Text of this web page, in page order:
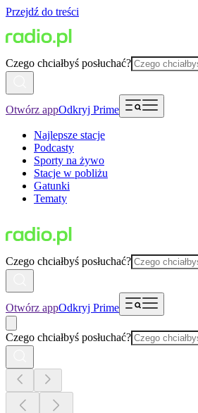
Przejdź do treści
Czego chciałbyś posłuchać?
Otwórz appOdkryj Prime
Najlepsze stacje
Podcasty
Sporty na żywo
Stacje w pobliżu
Gatunki
Tematy
Czego chciałbyś posłuchać?
Otwórz appOdkryj Prime
Czego chciałbyś posłuchać?